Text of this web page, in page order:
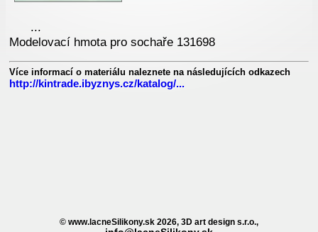
...
Modelovací hmota pro sochaře 131698
Více informací o materiálu naleznete na následujících odkazech
http://kintrade.ibyznys.cz/katalog/...
© www.lacneSilikony.sk 2026, 3D art design s.r.o.,